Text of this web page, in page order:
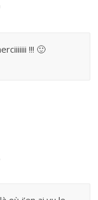
!!! 🙂